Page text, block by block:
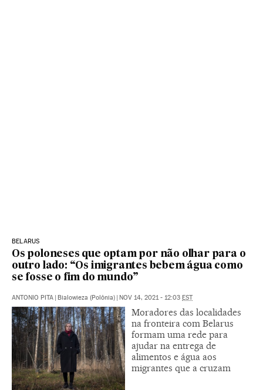
BELARUS
Os poloneses que optam por não olhar para o
outro lado: “Os imigrantes bebem água como
se fosse o fim do mundo”
ANTONIO PITA | Bialowieza (Polônia) | NOV 14, 2021 - 12:03 EST
Moradores das localidades
na fronteira com Belarus
formam uma rede para
ajudar na entrega de
alimentos e água aos
migrantes que a cruzam